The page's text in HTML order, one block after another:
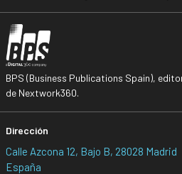
BPS (Business Publications Spain),
de Nextwork360.
Dirección
Calle Azcona 12, Bajo B, 28028 Madrid
España